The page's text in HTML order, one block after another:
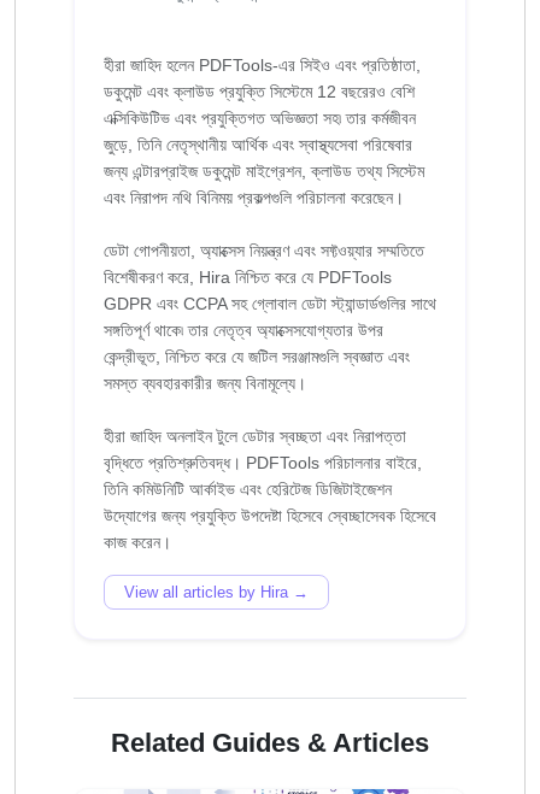
হীরা জাহিদ হলেন PDFTools-এর সিইও এবং প্রতিষ্ঠাতা,
ডকুমেন্ট এবং ক্লাউড প্রযুক্তি সিস্টেমে 12 বছরেরও বেশি
এক্সিকিউটিভ এবং প্রযুক্তিগত অভিজ্ঞতা সহ৷ তার কর্মজীবন
জুড়ে, তিনি নেতৃস্থানীয় আর্থিক এবং স্বাস্থ্যসেবা পরিষেবার
জন্য এন্টারপ্রাইজ ডকুমেন্ট মাইগ্রেশন, ক্লাউড তথ্য সিস্টেম
এবং নিরাপদ নথি বিনিময় প্রকল্পগুলি পরিচালনা করেছেন।
ডেটা গোপনীয়তা, অ্যাক্সেস নিয়ন্ত্রণ এবং সফ্টওয়্যার সম্মতিতে
বিশেষীকরণ করে, Hira নিশ্চিত করে যে PDFTools
GDPR এবং CCPA সহ গ্লোবাল ডেটা স্ট্যান্ডার্ডগুলির সাথে
সঙ্গতিপূর্ণ থাকে৷ তার নেতৃত্ব অ্যাক্সেসযোগ্যতার উপর
কেন্দ্রীভূত, নিশ্চিত করে যে জটিল সরঞ্জামগুলি স্বজ্ঞাত এবং
সমস্ত ব্যবহারকারীর জন্য বিনামূল্যে।
হীরা জাহিদ অনলাইন টুলে ডেটার স্বচ্ছতা এবং নিরাপত্তা
বৃদ্ধিতে প্রতিশ্রুতিবদ্ধ। PDFTools পরিচালনার বাইরে,
তিনি কমিউনিটি আর্কাইভ এবং হেরিটেজ ডিজিটাইজেশন
উদ্যোগের জন্য প্রযুক্তি উপদেষ্টা হিসেবে স্বেচ্ছাসেবক হিসেবে
View all articles by Hira →
Related Guides & Articles